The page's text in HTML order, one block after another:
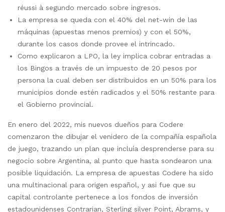
réussi à segundo mercado sobre ingresos.
La empresa se queda con el 40% del net-win de las
máquinas (apuestas menos premios) y con el 50%,
durante los casos donde provee el intrincado.
Como explicaron a LPO, la ley implica cobrar entradas a
los Bingos a través de un impuesto de 20 pesos por
persona la cual deben ser distribuidos en un 50% para los
municipios donde estén radicados y el 50% restante para
el Gobierno provincial.
En enero del 2022, mis nuevos dueños para Codere
comenzaron the dibujar el venidero de la compañía española
de juego, trazando un plan que incluía desprenderse para su
negocio sobre Argentina, al punto que hasta sondearon una
posible liquidación. La empresa de apuestas Codere ha sido
una multinacional para origen español, y asi fue que su
capital controlante pertenece a los fondos de inversión
estadounidenses Contrarian, Sterling silver Point, Abrams, y